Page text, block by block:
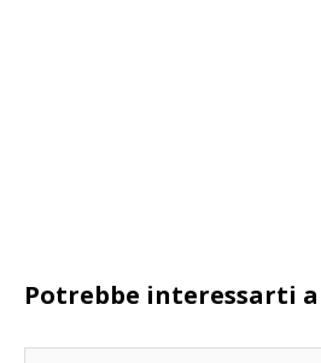
Potrebbe interessarti